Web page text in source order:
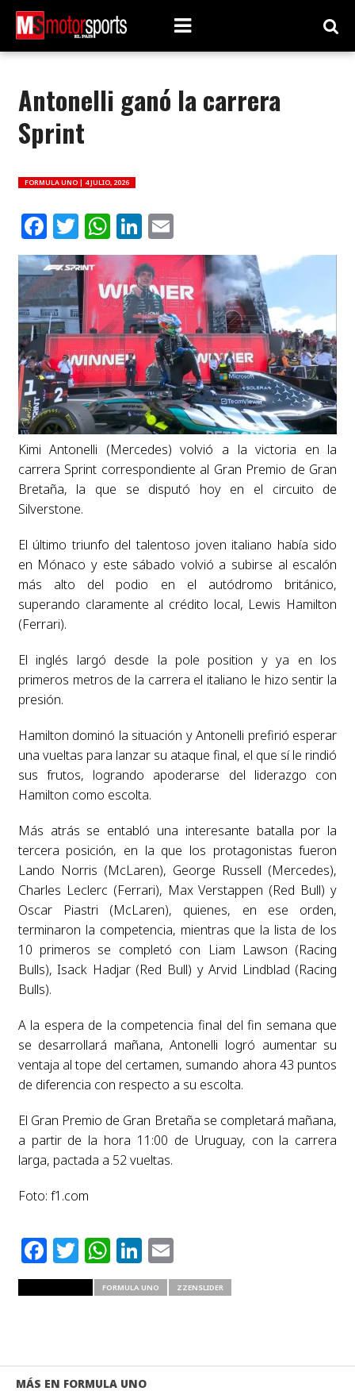
Antonelli ganó la carrera
Sprint
FORMULA UNO | 4 JULIO, 2026
Facebook
Twitter
WhatsApp
LinkedIn
Email
Kimi Antonelli (Mercedes) volvió a la victoria en la
carrera Sprint correspondiente al Gran Premio de Gran
Bretaña, la que se disputó hoy en el circuito de
Silverstone.
El último triunfo del talentoso joven italiano había sido
en Mónaco y este sábado volvió a subirse al escalón
más alto del podio en el autódromo británico,
superando claramente al crédito local, Lewis Hamilton
(Ferrari).
El inglés largó desde la pole position y ya en los
primeros metros de la carrera el italiano le hizo sentir la
presión.
Hamilton dominó la situación y Antonelli prefirió esperar
una vueltas para lanzar su ataque final, el que sí le rindió
sus frutos, logrando apoderarse del liderazgo con
Hamilton como escolta.
Más atrás se entabló una interesante batalla por la
tercera posición, en la que los protagonistas fueron
Lando Norris (McLaren), George Russell (Mercedes),
Charles Leclerc (Ferrari), Max Verstappen (Red Bull) y
Oscar Piastri (McLaren), quienes, en ese orden,
terminaron la competencia, mientras que la lista de los
10 primeros se completó con Liam Lawson (Racing
Bulls), Isack Hadjar (Red Bull) y Arvid Lindblad (Racing
Bulls).
A la espera de la competencia final del fin semana que
se desarrollará mañana, Antonelli logró aumentar su
ventaja al tope del certamen, sumando ahora 43 puntos
de diferencia con respecto a su escolta.
El Gran Premio de Gran Bretaña se completará mañana,
a partir de la hora 11:00 de Uruguay, con la carrera
larga, pactada a 52 vueltas.
Foto: f1.com
Facebook
Twitter
WhatsApp
LinkedIn
Email
FORMULA UNO ZZENSLIDER
MÁS EN FORMULA UNO